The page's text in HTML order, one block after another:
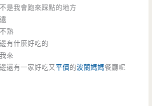
是我會跑來踩點的地方
熟
有什麼好吃的
來
還有一家好吃又平價的波蘭媽媽餐廳呢